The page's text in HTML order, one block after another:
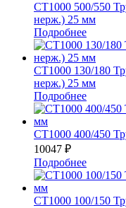
СТ1000 500/550
нерж.) 25 мм
Подробнее
СТ1000 130/180
нерж.) 25 мм
Подробнее
СТ1000 400/450
10047 ₽
Подробнее
СТ1000 100/150